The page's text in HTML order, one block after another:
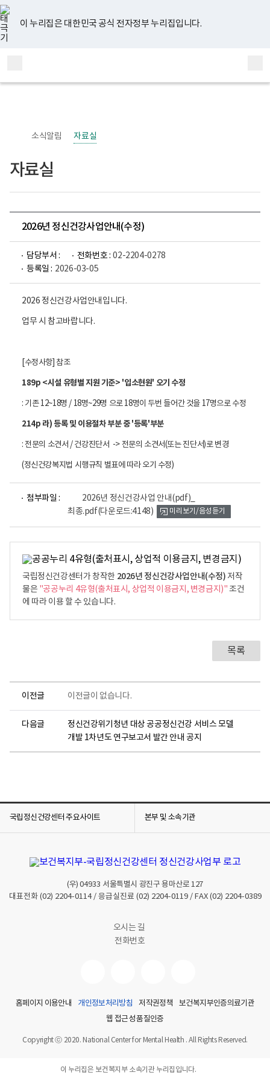
너
비
767px
이
하
이 누리집은 대한민국 공식 전자정부 누리집입니다.
지
검
메
홈
소식알림 자료실
자료실
2026년 정신건강사업안내(수정)
담당부서 : 전화번호 : 02-2204-0278
등록일 : 2026-03-05
2026 정신건강사업안내입니다.
업무 시 참고바랍니다.
[수정사항] 참조
189p <시설 유형별 지원 기준> '입소현원' 오기 수정
: 기존 12~18명 / 18명~29명 으로 18명이 두번 들어간 것을 17명으로 수정
214p 라) 등록 및 이용절차 부분 중 '등록'부분
: 전문의 소견서 / 건강진단서 -> 전문의 소견서(또는 진단서)로 변경
(정신건강복지법 시행규칙 별표에 따라 오기 수정)
첨부파일 :
2026년 정신건강사업 안내(pdf)_
최종.pdf(다운로드:4148)
어
미리보기/음성듣기
국립정신건강센터가 창작한 2026년 정신건강사업안내(수정) 저작
물은 "공공누리 4유형(출처표시, 상업적 이용금지, 변경금지)"조건
에 따라 이용 할 수 있습니다.
목록
이전글 이전글이 없습니다.
다음글
정신건강위기청년 대상 공공정신건강 서비스 모델
개발 1차년도 연구보고서 발간 안내 공지
국립정신건강센터 주요사이트 본부 및 소속기관
(우)04933 서울특별시 광진구 용마산로 127
대표전화 (02) 2204-0114/ 응급실진료 (02) 2204-0119/ FAX (02) 2204-0389
오시는 길
전화번호
유
튜
브
페
이
스
북
인
스
타
그
램
블
로
그
홈페이지 이용안내 개인정보처리방침 저작권정책
보건복지부인증의료기관
웹 접근성 품질인증
Copyright ⓒ 2020. National Center for Mental Health . All Rights Reserved.
이 누리집은 보건복지부 소속기관 누리집입니다.